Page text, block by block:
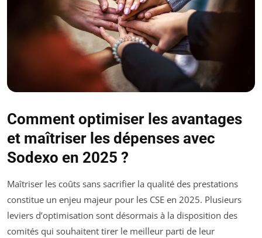
Comment optimiser les avantages
et maîtriser les dépenses avec
Sodexo en 2025 ?
Maîtriser les coûts sans sacrifier la qualité des prestations
constitue un enjeu majeur pour les CSE en 2025. Plusieurs
leviers d’optimisation sont désormais à la disposition des
comités qui souhaitent tirer le meilleur parti de leur